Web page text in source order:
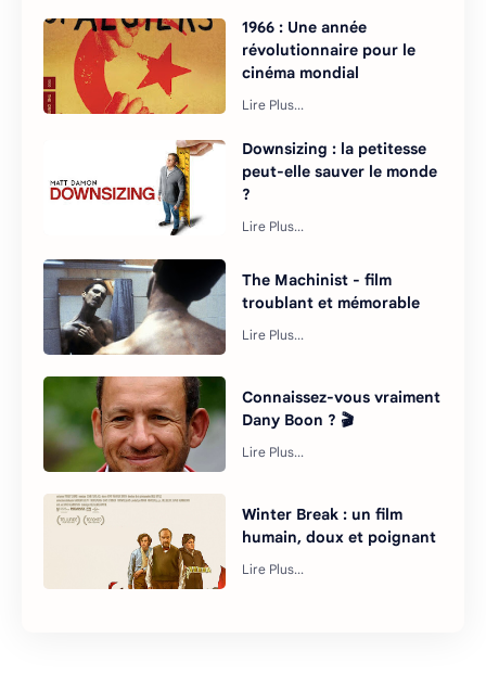
1966 : Une année
révolutionnaire pour le
cinéma mondial
Downsizing : la petitesse
peut-elle sauver le monde
?
The Machinist - film
troublant et mémorable
Connaissez-vous vraiment
Dany Boon ? 🎬
Winter Break : un film
humain, doux et poignant